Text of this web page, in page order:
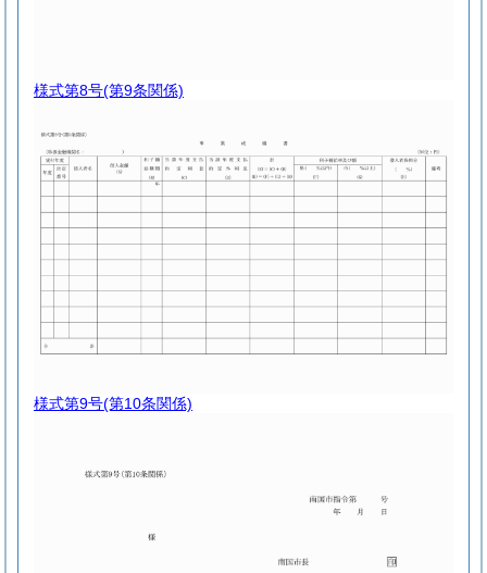
様式第8号(第9条関係)
様式第9号(第10条関係)